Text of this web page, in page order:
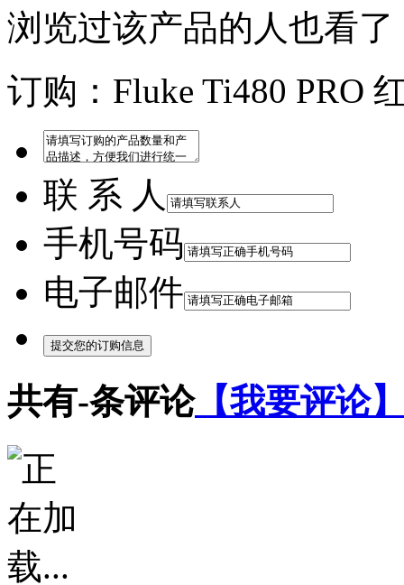
浏览过该产品的人也看了
订购：Fluke Ti480 PRO
联 系 人
手机号码
电子邮件
共有-条评论【我要评论